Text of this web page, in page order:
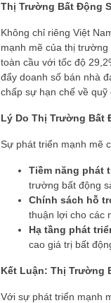
Thị Trường Bất Động
Không chỉ riêng Việt
mạnh mẽ của thị
toàn cầu với tốc độ
đẩy doanh số bán nhà
chấp sự hạn chế về quỹ
Lý Do Thị Trường Bất
Sự phát triển mạnh mẽ
Tiềm năng phát
trường bất động
Chính sách hỗ
thuận lợi cho các
Hạ tầng phát
cao giá trị bất
Kết Luận: Thị Trường
Với sự phát triển mạnh